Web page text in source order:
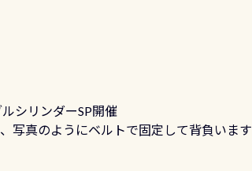
シリンダーSP開催
写真のようにベルトで固定して背負います